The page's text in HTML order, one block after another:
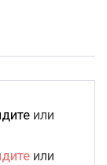
или
или